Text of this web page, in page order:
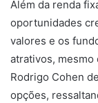
Além da renda
oportunidades
valores e os
atrativos, mesmo
Rodrigo Cohen
opções,